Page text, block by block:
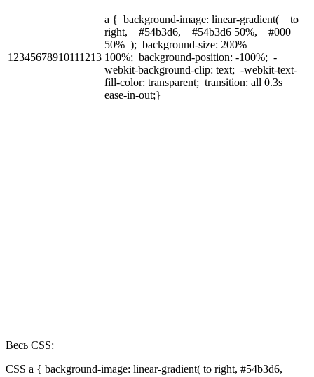
12345678910111213
a { background-image: linear-gradient( to
right, #54b3d6, #54b3d6 50%, #000
50% ); background-size: 200%
100%; background-position: -100%; -
webkit-background-clip: text; -webkit-text-
fill-color: transparent; transition: all 0.3s
ease-in-out;}
Весь CSS:
CSS a { background-image: linear-gradient( to right, #54b3d6,